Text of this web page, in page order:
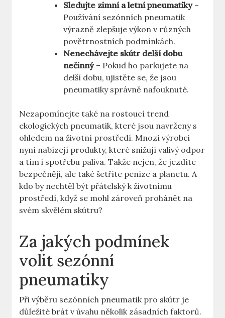
Sledujte zimní a letní pneumatiky–
Používání sezónních pneumatik
výrazně zlepšuje výkon v různých
povětrnostních podmínkách.
Nenechávejte skútr delší dobu
nečinný– Pokud ho parkujete na
delší dobu, ujistěte se, že jsou
pneumatiky správně nafouknuté.
Nezapomínejte také na rostoucí trend
ekologických pneumatik, které jsou navrženy s
ohledem na životní prostředí. Mnozí výrobci
nyní nabízejí produkty, které snižují valivý odpor
a tím i spotřebu paliva. Takže nejen, že jezdíte
bezpečněji, ale také šetříte peníze a planetu. A
kdo by nechtěl být přátelský k životnímu
prostředí, když se mohl zároveň prohánět na
svém skvělém skútru?
Za jakých podmínek
volit sezónní
pneumatiky
Při výběru sezónních pneumatik pro skútr je
důležité brát v úvahu několik zásadních faktorů.